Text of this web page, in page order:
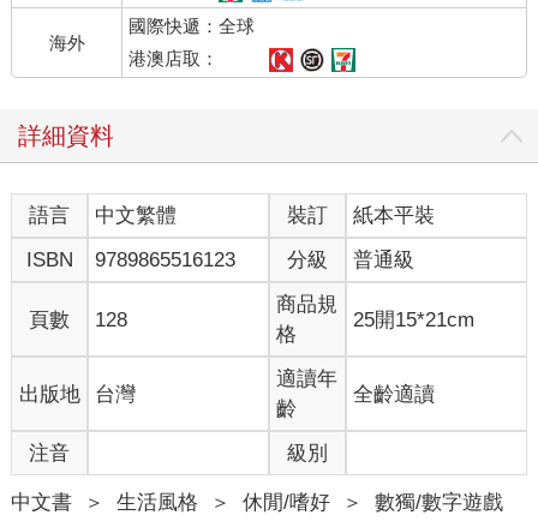
海外
國際快遞：全球
港澳店取：
詳細資料
語言 中文繁體 裝訂
紙本平裝
ISBN
9789865516123 分級 普通級
頁數 128
商品規
格
25開15*21cm
出版地 台灣
適讀年
齡
全齡適讀
注音 級別
中文書 ＞ 生活風格 ＞ 休閒/嗜好 ＞ 數獨/數字遊戲